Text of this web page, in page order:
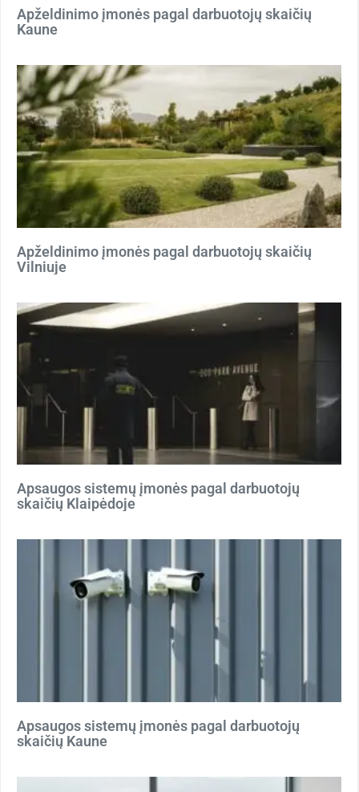
Apželdinimo įmonės pagal darbuotojų skaičių
Kaune
Apželdinimo įmonės pagal darbuotojų skaičių
Vilniuje
Apsaugos sistemų įmonės pagal darbuotojų
skaičių Klaipėdoje
Apsaugos sistemų įmonės pagal darbuotojų
skaičių Kaune